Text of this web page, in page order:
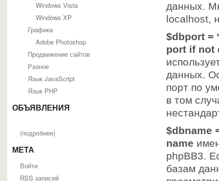
Windows Vista
Windows XP
Графика
Adobe Photoshop
Продвижение сайтов
Разное
Язык JavaScript
Язык PHP
ОБЪЯВЛЕНИЯ
(подробнее)
МЕТА
Войти
RSS записей
данных.
localhost,
$dbport =
port if not
данных.
порт по
в том
$dbname
name
phpBB3.
базам